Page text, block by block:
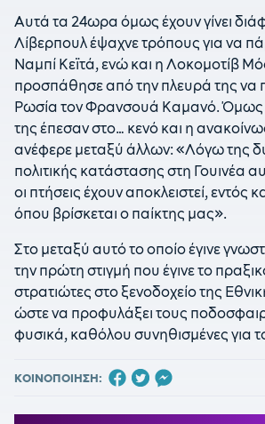
Αυτά τα 24ωρα όμως έχουν γίνει
Λίβερπουλ έψαχνε τρόπους για να
Ναμπί Κεϊτά, ενώ και η Λοκομοτίβ
προσπάθησε από την πλευρά της να
Ρωσία τον Φρανσουά Καμανό. Όμως
της έπεσαν στο… κενό και η
ανέφερε μεταξύ άλλων: «Λόγω της
πολιτικής κατάστασης στη Γουινέα
οι πτήσεις έχουν αποκλειστεί, εντός
όπου βρίσκεται ο παίκτης μας».
Στο μεταξύ αυτό το οποίο έγινε
την πρώτη στιγμή που έγινε το
στρατιώτες στο ξενοδοχείο της
ώστε να προφυλάξει τους
φυσικά, καθόλου συνηθισμένες για
ΚΟΙΝΟΠΟΙΗΣΗ: